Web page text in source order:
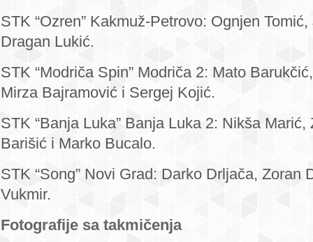
STK “Ozren” Kakmuž-Petrovo: Ognjen
Dragan Lukić.
STK “Modriča Spin” Modriča 2: Mato
Mirza Bajramović i Sergej Kojić.
STK “Banja Luka” Banja Luka 2: Nikša
Barišić i Marko Bucalo.
STK “Song” Novi Grad: Darko Drljača, Zoran
Vukmir.
Fotografije sa takmičenja